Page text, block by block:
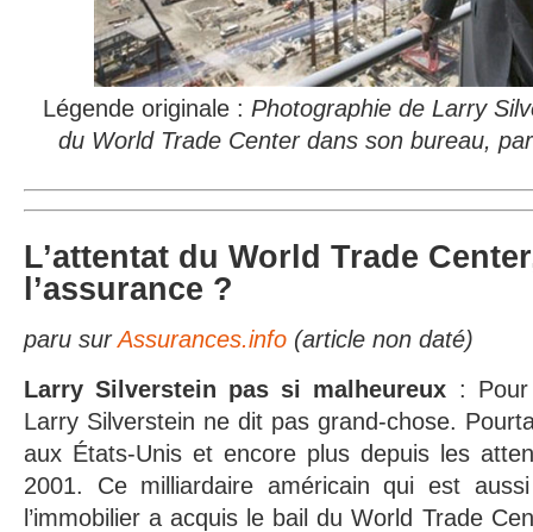
Légende originale : Photographie de Larry
du World Trade Center dans son bureau,
L’attentat du World Trade
l’assurance ?
paru surAssurances.info (article non daté)
Larry Silverstein pas si malheureux :
Larry Silverstein ne dit pas grand-chose.
aux États-Unis et encore plus depuis les
2001. Ce milliardaire américain qui est
l’immobilier a acquis le bail du World Trade